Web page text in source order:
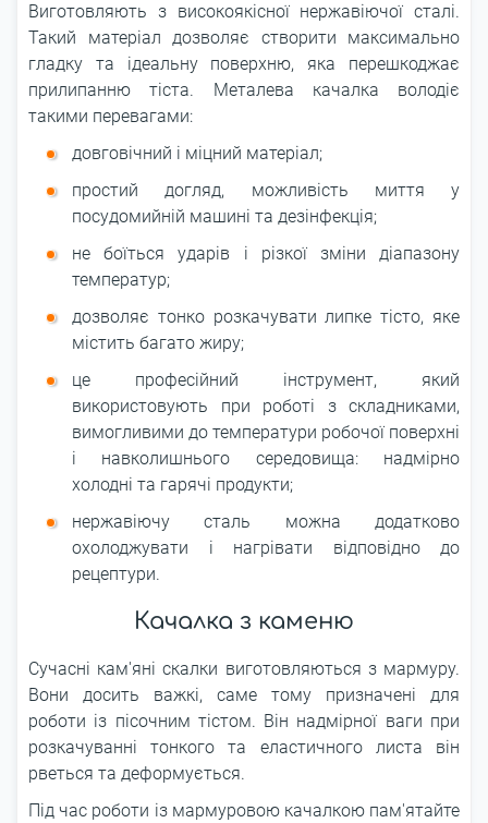
Виготовляють з високоякісної нержавіючої сталі.
Такий матеріал дозволяє створити максимально
гладку та ідеальну поверхню, яка перешкоджає
прилипанню тіста. Металева качалка володіє
такими перевагами:
довговічний і міцний матеріал;
простий догляд, можливість миття у
посудомийній машині та дезінфекція;
не боїться ударів і різкої зміни діапазону
температур;
дозволяє тонко розкачувати липке тісто, яке
містить багато жиру;
це професійний інструмент, який
використовують при роботі з складниками,
вимогливими до температури робочої поверхні
і навколишнього середовища: надмірно
холодні та гарячі продукти;
нержавіючу сталь можна додатково
охолоджувати і нагрівати відповідно до
рецептури.
Качалка з каменю
Сучасні кам'яні скалки виготовляються з мармуру.
Вони досить важкі, саме тому призначені для
роботи із пісочним тістом. Він надмірної ваги при
розкачуванні тонкого та еластичного листа він
рветься та деформується.
Під час роботи із мармуровою качалкою пам'ятайте